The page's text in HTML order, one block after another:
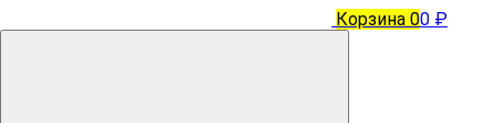
Корзина 00 ₽